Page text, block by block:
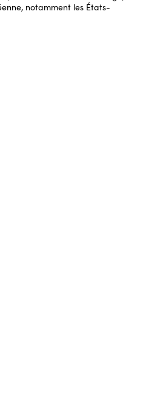
notamment les États-